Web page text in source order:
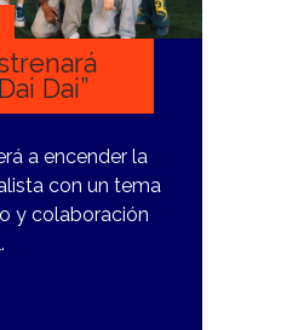
Dai”
a encender la
con un tema
y colaboración